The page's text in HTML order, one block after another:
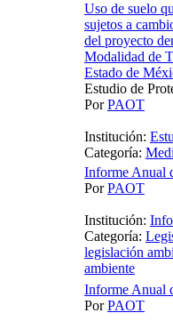
Uso de suelo
sujetos a
del proyecto
Modalidad de
Estado de
Estudio de
PorPAOT
Institución:
Categoría:
Informe Anual
PorPAOT
Institución:
Categoría:
legislación
ambiente
Informe Anual
PorPAOT